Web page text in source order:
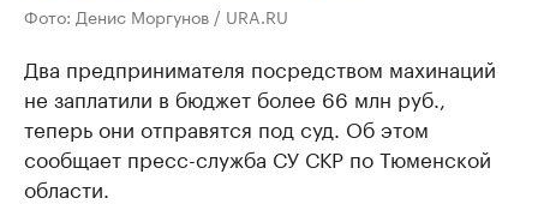
Фото: Денис Моргунов / URA.RU
Два предпринимателя посредством махинаций
не заплатили в бюджет более 66 млн руб.,
теперь они отправятся под суд. Об этом
сообщает пресс-служба СУ СКР по Тюменской
области.